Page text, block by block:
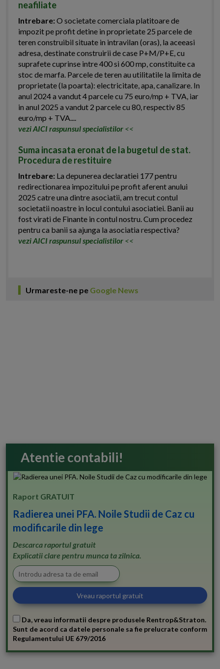
neafiliate
Intrebare:O societate comerciala platitoare de
impozit pe profit detine in proprietate 25 parcele de
teren construibil situate in intravilan (oras), la aceeasi
adresa, destinate construirii de case P+M/P+E, cu
suprafete cuprinse intre 400 si 600 mp, constituite ca
stoc de marfa. Parcele de teren au utilitatile la limita de
proprietate (la poarta): electricitate, apa, canalizare. In
anul 2024 a vandut 4 parcele cu 75 euro/mp + TVA, iar
in anul 2025 a vandut 2 parcele cu 80, respectiv 85
euro/mp + TVA....
vezi AICI raspunsul specialistilor <<
Suma incasata eronat de la bugetul de stat.
Procedura de restituire
Intrebare: La depunerea declaratiei 177 pentru
redirectionarea impozitului pe profit aferent anului
2025 catre una dintre asociatii, am trecut contul
societatii noastre in locul contului asociatiei. Banii au
fost virati de Finante in contul nostru. Cum procedez
pentru ca banii sa ajunga la asociatia respectiva?
vezi AICI raspunsul specialistilor <<
Urmareste-ne pe Google News
Atentie contabili!
Raport GRATUIT
Radierea unei PFA. Noile Studii de Caz cu
modificarile din lege
Descarca raportul gratuit
Explicatii clare pentru munca ta zilnica.
Da, vreau informatii despre produsele Rentrop&Straton.
Sunt de acord ca datele personale sa fie prelucrate conform
Regulamentului UE 679/2016